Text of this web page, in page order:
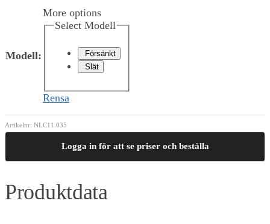
Modell:
More options
Select Modell
Försänkt
Slät
Rensa
Artikelnr: NLC11.035
Logga in för att se priser och beställa
Produktdata